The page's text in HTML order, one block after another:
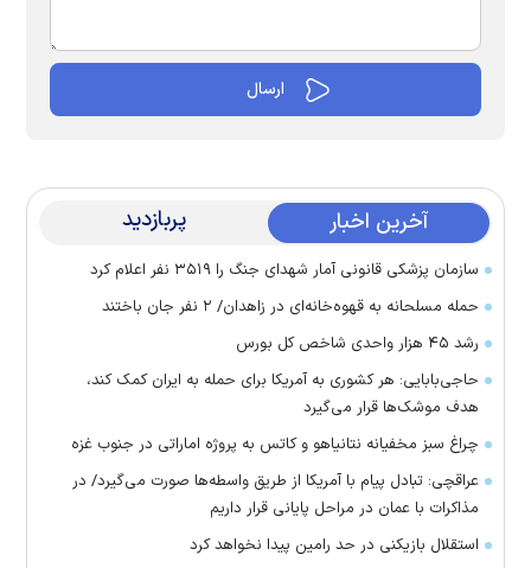
آخرین اخبار پربازدید
سازمان پزشکی قانونی آمار شهدای جنگ را ۳۵۱۹ نفر اعلام کرد
حمله مسلحانه به قهوه‌خانه‌ای در زاهدان/ ۲ نفر جان باختند
رشد ۴۵ هزار واحدی شاخص کل بورس
حاجی‌بابایی: هر کشوری به آمریکا برای حمله به ایران کمک کند،
هدف موشک‌ها قرار می‌گیرد
چراغ سبز مخفیانه نتانیاهو و کاتس به پروژه اماراتی در جنوب غزه
عراقچی: تبادل پیام با آمریکا از طریق واسطه‌ها صورت می‌گیرد/ در
مذاکرات با عمان در مراحل پایانی قرار داریم
استقلال بازیکنی در حد رامین پیدا نخواهد کرد